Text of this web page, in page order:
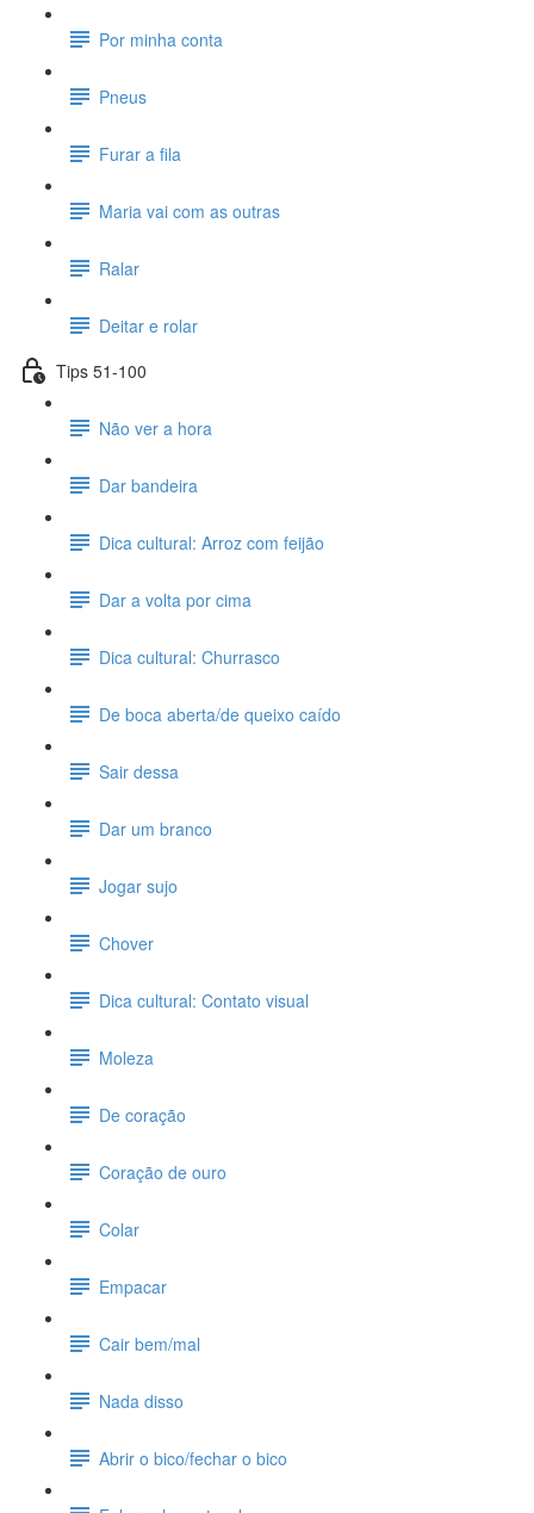
Por minha conta
Pneus
Furar a fila
Maria vai com as outras
Ralar
Deitar e rolar
Tips 51-100
Não ver a hora
Dar bandeira
Dica cultural: Arroz com feijão
Dar a volta por cima
Dica cultural: Churrasco
De boca aberta/de queixo caído
Sair dessa
Dar um branco
Jogar sujo
Chover
Dica cultural: Contato visual
Moleza
De coração
Coração de ouro
Colar
Empacar
Cair bem/mal
Nada disso
Abrir o bico/fechar o bico